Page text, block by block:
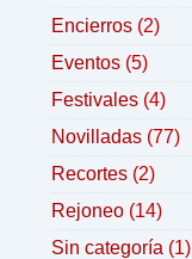
Encierros (2)
Eventos (5)
Festivales (4)
Novilladas (77)
Recortes (2)
Rejoneo (14)
Sin categoría (1)